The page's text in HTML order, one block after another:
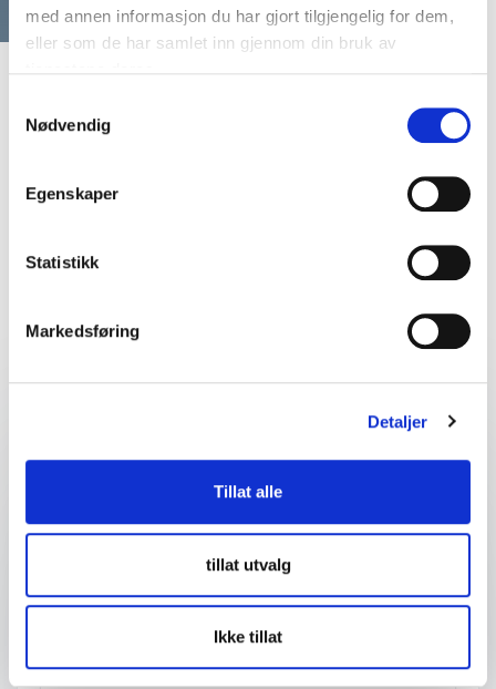
med annen informasjon du har gjort tilgjengelig for dem,
eller som de har samlet inn gjennom din bruk av
Nødvendig
Egenskaper
Statistikk
Markedsføring
Detaljer
Tillat alle
tillat utvalg
Ikke tillat
event
Firma eller organisasjon